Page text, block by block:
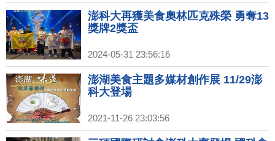
澎科大再獲美食奧林匹克殊榮 勇奪13
獎牌2獎盃
2024-05-31 23:56:16
澎湖美食主題多媒材創作展 11/29澎
科大登場
2021-11-26 23:03:56